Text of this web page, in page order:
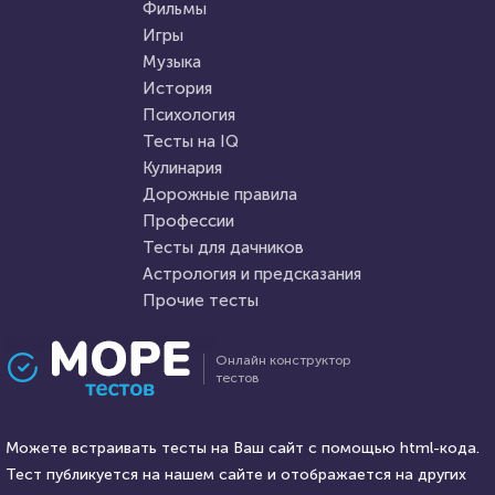
Пройти тест
30 октября 2020 12446
Профессии
писателем?
утверждение самобытной
Алекса Князева
14 декабря 2021
Проходили 9077 раз
Увлекательный тест на
кругозор и эрудицию
Онлайн конструктор
тестов
Можете встраивать тесты на Ваш сайт с помощью html-кода.
Тест публикуется на нашем сайте и отображается на других
Фильмы
Игры
Музыка
История
Психология
Тесты на IQ
Кулинария
Дорожные правила
Профессии
Тесты для дачников
Астрология и предсказания
Прочие тесты